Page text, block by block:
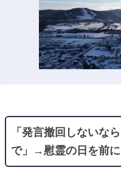
「発言撤回しないな
で」→慰霊の日を前に